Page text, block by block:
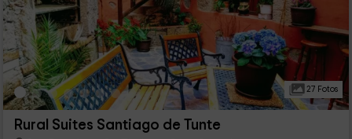
27 Fotos
Rural Suites Santiago de Tunte